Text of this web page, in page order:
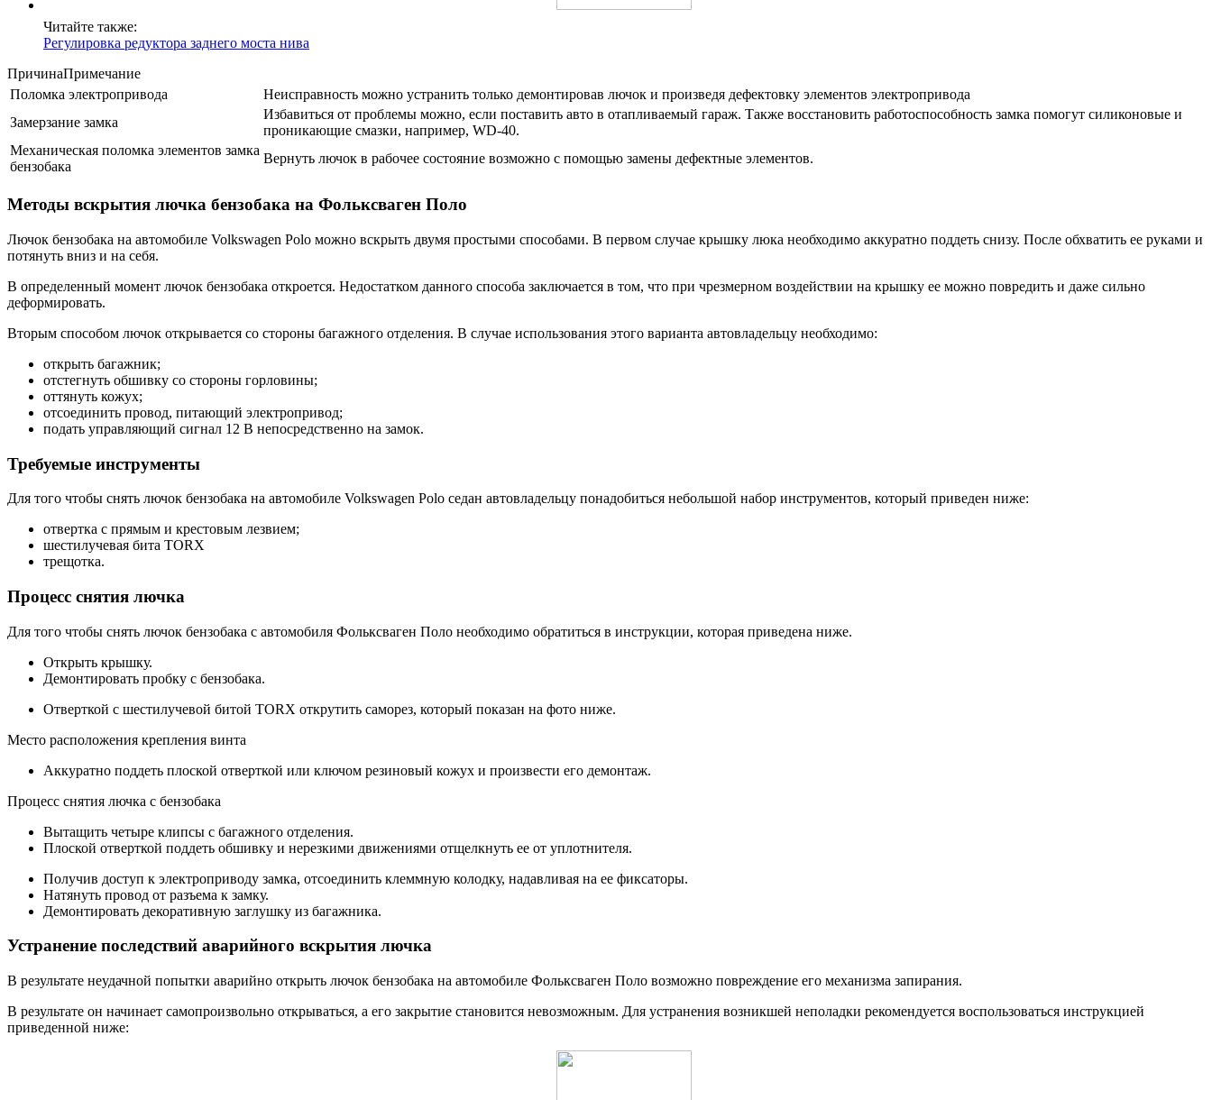
Читайте также:
Регулировка редуктора заднего моста нива
ПричинаПримечание
Поломка электропривода
Неисправность можно устранить только демонтировав лючок и произведя дефектовку элементов электропривода
Замерзание замка
Избавиться от проблемы можно, если поставить авто в отапливаемый гараж. Также восстановить работоспособность замка помогут силиконовые и
проникающие смазки, например, WD-40.
Механическая поломка элементов замка
бензобака
Вернуть лючок в рабочее состояние возможно с помощью замены дефектные элементов.
Методы вскрытия лючка бензобака на Фольксваген Поло
Лючок бензобака на автомобиле Volkswagen Polo можно вскрыть двумя простыми способами. В первом случае крышку люка необходимо аккуратно поддеть снизу. После обхватить ее руками и
потянуть вниз и на себя.
В определенный момент лючок бензобака откроется. Недостатком данного способа заключается в том, что при чрезмерном воздействии на крышку ее можно повредить и даже сильно
деформировать.
Вторым способом лючок открывается со стороны багажного отделения. В случае использования этого варианта автовладельцу необходимо:
открыть багажник;
отстегнуть обшивку со стороны горловины;
оттянуть кожух;
отсоединить провод, питающий электропривод;
подать управляющий сигнал 12 В непосредственно на замок.
Требуемые инструменты
Для того чтобы снять лючок бензобака на автомобиле Volkswagen Polo седан автовладельцу понадобиться небольшой набор инструментов, который приведен ниже:
отвертка с прямым и крестовым лезвием;
шестилучевая бита TORX
трещотка.
Процесс снятия лючка
Для того чтобы снять лючок бензобака с автомобиля Фольксваген Поло необходимо обратиться в инструкции, которая приведена ниже.
Открыть крышку.
Демонтировать пробку с бензобака.
Отверткой с шестилучевой битой TORX открутить саморез, который показан на фото ниже.
Место расположения крепления винта
Аккуратно поддеть плоской отверткой или ключом резиновый кожух и произвести его демонтаж.
Процесс снятия лючка с бензобака
Вытащить четыре клипсы с багажного отделения.
Плоской отверткой поддеть обшивку и нерезкими движениями отщелкнуть ее от уплотнителя.
Получив доступ к электроприводу замка, отсоединить клеммную колодку, надавливая на ее фиксаторы.
Натянуть провод от разъема к замку.
Демонтировать декоративную заглушку из багажника.
Устранение последствий аварийного вскрытия лючка
В результате неудачной попытки аварийно открыть лючок бензобака на автомобиле Фольксваген Поло возможно повреждение его механизма запирания.
В результате он начинает самопроизвольно открываться, а его закрытие становится невозможным. Для устранения возникшей неполадки рекомендуется воспользоваться инструкцией
приведенной ниже: